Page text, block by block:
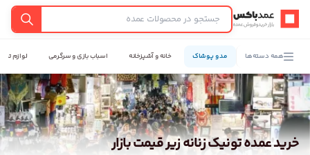
عمدباکس — بازگشت به صفحه اصلی
جستجو
همه دسته‌ها مد و پوشاک خانه و آشپزخانه اسباب بازی و سرگرمی لوازم
خرید عمده تونیک زنانه زیر قیمت بازار